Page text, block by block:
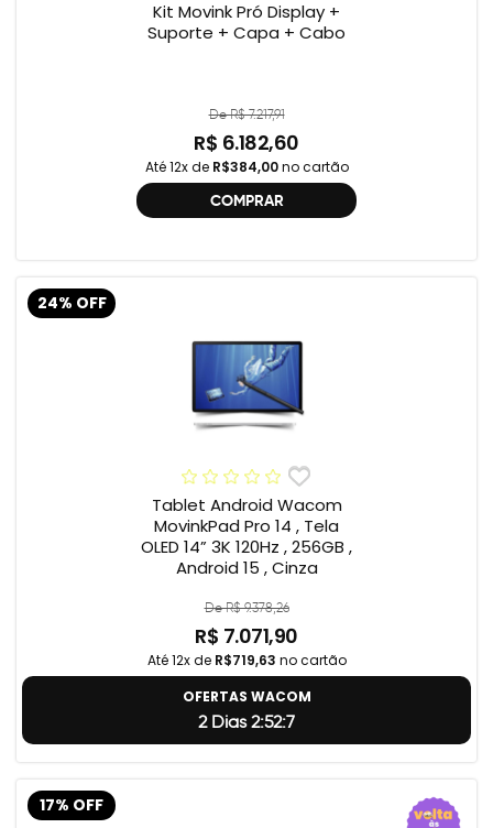
Kit Movink Pró Display +
Suporte + Capa + Cabo
De R$ 7.217,91
R$ 6.182,60
Até 12x de R$384,00no cartão
COMPRAR
24% OFF
Tablet Android Wacom
MovinkPad Pro 14 , Tela
OLED 14” 3K 120Hz , 256GB ,
Android 15 , Cinza
De R$ 9.378,26
R$ 7.071,90
Até 12x de R$719,63 no cartão
OFERTAS WACOM
2 Dias 2:52:6
17% OFF